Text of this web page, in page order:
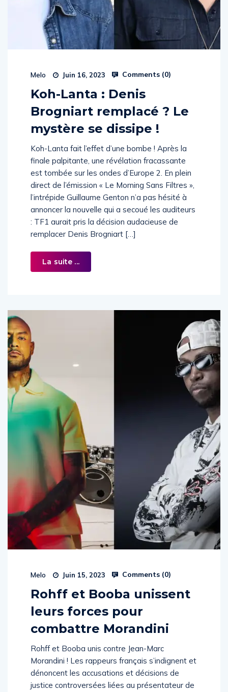
Melo Juin 16, 2023 Comments (0)
Koh-Lanta : Denis
Brogniart remplacé ? Le
mystère se dissipe !
Koh-Lanta fait l’effet d’une bombe ! Après la
finale palpitante, une révélation fracassante
est tombée sur les ondes d’Europe 2. En plein
direct de l’émission « Le Morning Sans Filtres »,
l’intrépide Guillaume Genton n’a pas hésité à
annoncer la nouvelle qui a secoué les auditeurs
: TF1 aurait pris la décision audacieuse de
remplacer Denis Brogniart […]
La suite ...
Melo Juin 15, 2023 Comments (0)
Rohff et Booba unissent
leurs forces pour
combattre Morandini
Rohff et Booba unis contre Jean-Marc
Morandini ! Les rappeurs français s’indignent et
dénoncent les accusations et décisions de
justice controversées liées au présentateur de